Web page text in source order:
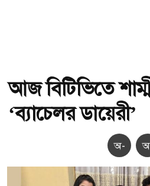
আজ বিটিভিতে
‘ব্যাচেলর ডায়েরী’
অ-